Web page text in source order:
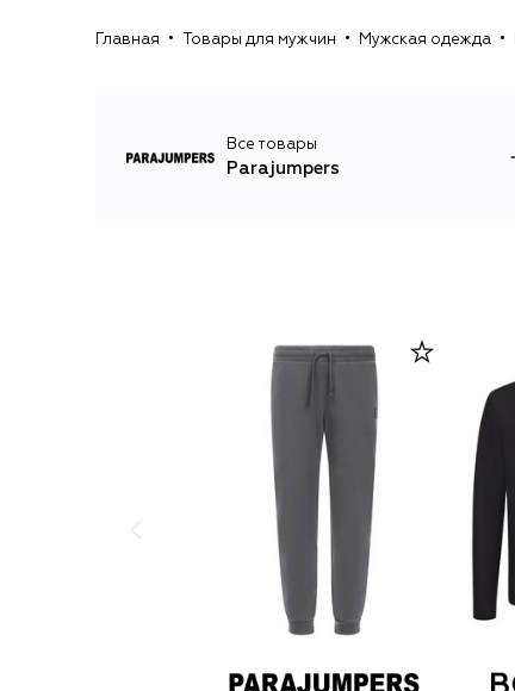
Главная Товары для мужчин Мужская одежда
Все товары
Parajumpers